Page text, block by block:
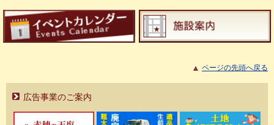
ページの先頭へ戻る
広告事業のご案内